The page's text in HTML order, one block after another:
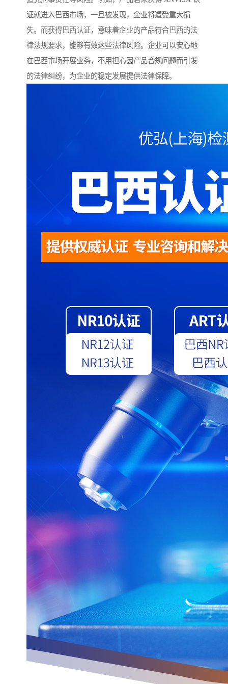
证就进入巴西市场，一旦被发现，企业将遭受重大损
失。而获得巴西认证，意味着企业的产品符合巴西的法
律法规要求，能够有效这些法律风险。企业可以安心地
在巴西市场开展业务，不用担心因产品合规问题而引发
的法律纠纷，为企业的稳定发展提供法律保障。